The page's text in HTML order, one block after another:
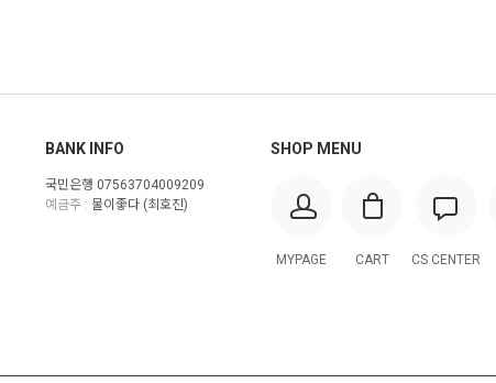
BANK INFO
국민은행 07563704009209
예금주 : 물이좋다 (최호진)
SHOP MENU
MYPAGE CART CS CENTER